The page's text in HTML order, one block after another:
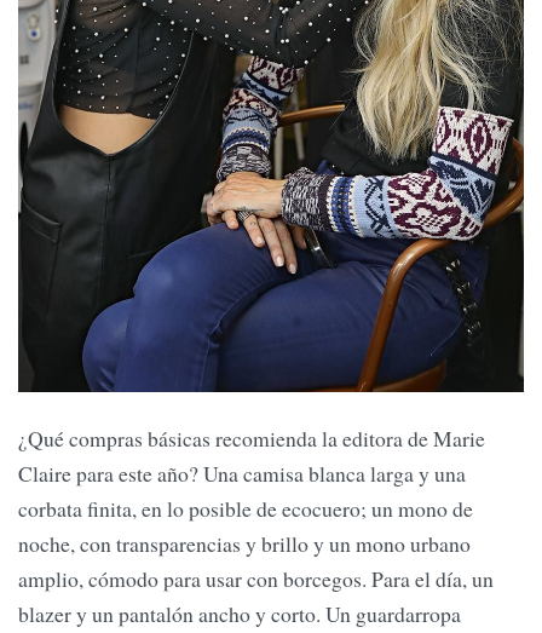
¿Qué compras básicas recomienda la editora de Marie
Claire para este año? Una camisa blanca larga y una
corbata finita, en lo posible de ecocuero; un mono de
noche, con transparencias y brillo y un mono urbano
amplio, cómodo para usar con borcegos. Para el día, un
blazer y un pantalón ancho y corto. Un guardarropa